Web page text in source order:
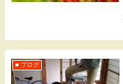
■ ブログ